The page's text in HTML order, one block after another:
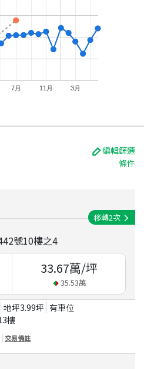
7月 11月 3月
編輯篩選
條件
號10樓之4
移轉2次
33.67萬/坪
35.53萬
地坪3.99坪 有車位
樓
交易備註